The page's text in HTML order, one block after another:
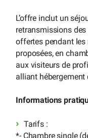
L’offre inclut un
retransmissions
offertes pendant
proposées, en
aux visiteurs de
alliant hébergement
Informations
Tarifs :
*- Chambre single